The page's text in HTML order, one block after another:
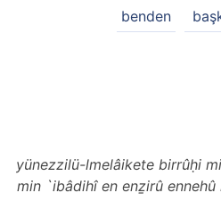
benden
yünezzilü-lmelâikete birrûḥi
min `ibâdihî en enẕirû